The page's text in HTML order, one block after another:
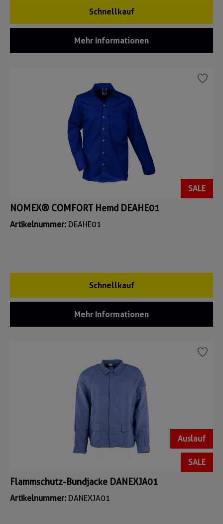
Schnellkauf
Mehr Informationen
SALE
NOMEX® COMFORT Hemd DEAHE01
Artikelnummer: DEAHE01
Schnellkauf
Mehr Informationen
Auslauf
SALE
Flammschutz-Bundjacke DANEXJA01
Artikelnummer: DANEXJA01